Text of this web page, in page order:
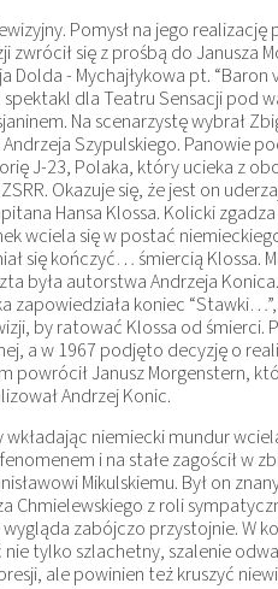
Pomysł na jego realizację
się z prośbą do Janusza
Dolda - Mychajłykowa pt. “Baron
dla Teatru Sensacji pod
Na scenarzystę wybrał
Szypulskiego. Panowie
J-23, Polaka, który ucieka z
Okazuje się, że jest on
Hansa Klossa. Kolicki zgadza
wciela się w postać
się kończyć… śmiercią Klossa.
była autorstwa Andrzeja
zapowiedziała koniec
by ratować Klossa od śmierci.
a w 1967 podjęto decyzję o
powrócił Janusz Morgenstern,
Andrzej Konic.
niemiecki mundur
i na stałe zagościł w
Mikulskiemu. Był on
Chmielewskiego z roli
zabójczo przystojnie. W
tylko szlachetny, szalenie
ale powinien też kruszyć